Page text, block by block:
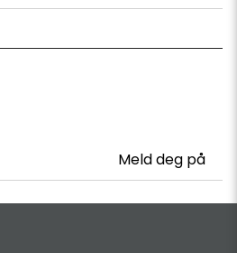
Meld deg på